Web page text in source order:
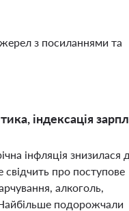
з посиланнями та
індексація
інфляція знизилася
про поступове
алкоголь,
подорожчали